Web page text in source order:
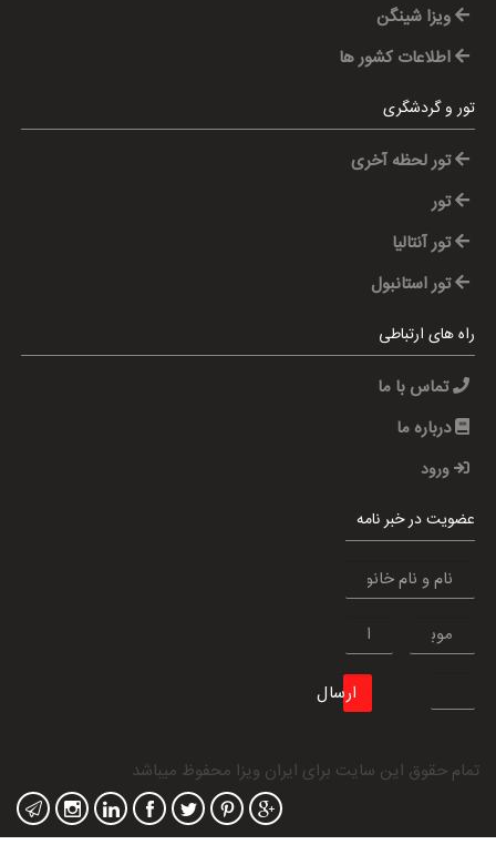
ویزا شینگن
اطلاعات کشور ها
تور و گردشگری
تور لحظه آخری
تور
تور آنتالیا
تور استانبول
راه های ارتباطی
تماس با ما
درباره ما
ورود
عضویت در خبر نامه
ارسال
تمام حقوق این سایت برای ایران ویزا محفوظ میباشد